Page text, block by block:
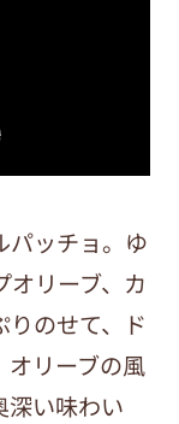
パッチョ。ゆ
オリーブ、カ
りのせて、ド
オリーブの風
深い味わい